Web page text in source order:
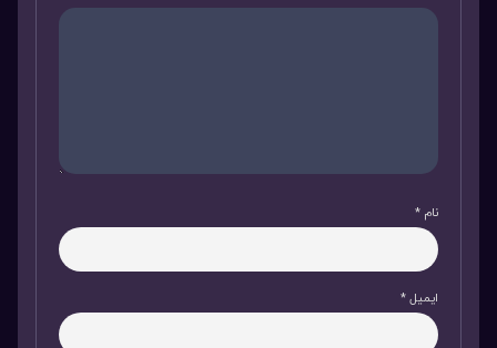
نام *
ایمیل*